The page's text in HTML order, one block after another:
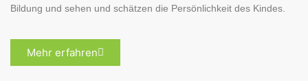
Bildung und sehen und schätzen die Persönlichkeit des Kindes.
Mehr erfahren